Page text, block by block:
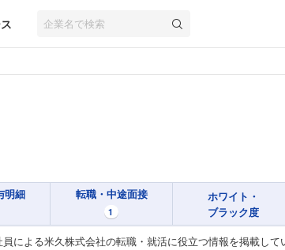
明細 転職・中途面接
1
ホワイト・
ブラック度
による米久株式会社の転職・就活に役立つ情報を掲載し